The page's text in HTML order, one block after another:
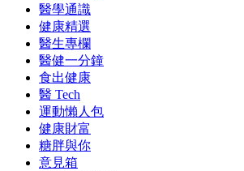
醫學通識
健康精選
醫生專欄
醫健一分鐘
食出健康
醫 Tech
運動懶人包
健康財富
糖胖與你
意見箱